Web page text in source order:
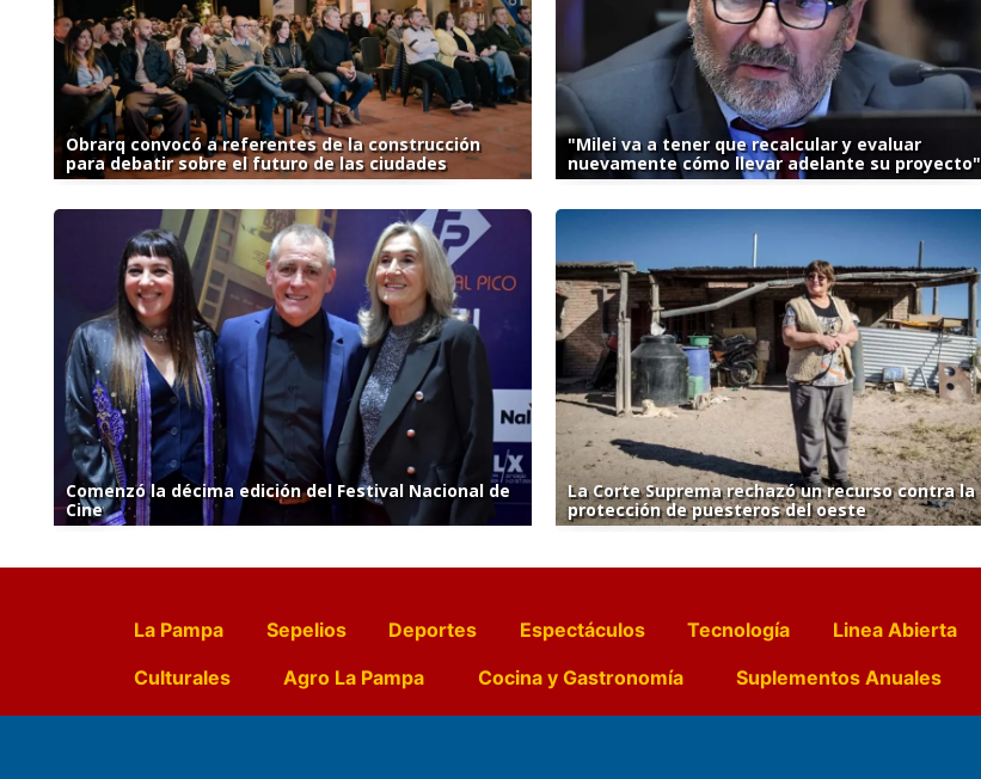
Obrarq convocó a referentes de la construcción
para debatir sobre el futuro de las ciudades
"Milei va a tener que recalcular y evaluar
nuevamente cómo llevar adelante su proyecto"
Comenzó la décima edición del Festival Nacional de
Cine
La Corte Suprema rechazó un recurso contra la
protección de puesteros del oeste
La Pampa Sepelios Deportes Espectáculos Tecnología Linea Abierta
Culturales
Agro La Pampa Cocina y Gastronomía Suplementos Anuales